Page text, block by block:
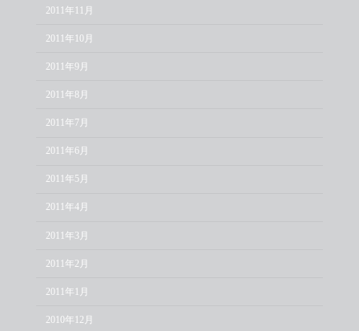
2011年11月
2011年10月
2011年9月
2011年8月
2011年7月
2011年6月
2011年5月
2011年4月
2011年3月
2011年2月
2011年1月
2010年12月